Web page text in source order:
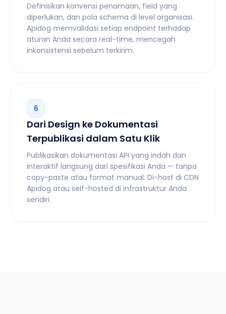
Definisikan konvensi penamaan, field yang
diperlukan, dan pola schema di level organisasi.
Apidog memvalidasi setiap endpoint terhadap
aturan Anda secara real-time, mencegah
inkonsistensi sebelum terkirim.
6
Dari Design ke Dokumentasi
Terpublikasi dalam Satu Klik
Publikasikan dokumentasi API yang indah dan
interaktif langsung dari spesifikasi Anda — tanpa
copy-paste atau format manual. Di-host di CDN
Apidog atau self-hosted di infrastruktur Anda
sendiri.